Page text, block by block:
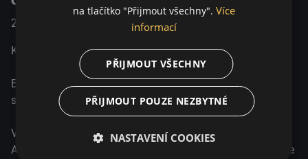
2017 Životopisný / Drama
Krása je jen v práci. Bez ní jsme ztraceni.
Biografický snímek o smyslné romanci mezi revolučním
sochařem Rodinem a jeho žačky Camille Claudel.
V roce 1880 získává revoluční sochař a autodidakt
Auguste Rodin svou první státní zakázku: Bránu pekel. Žije
na tlačítko "Přijmout všechny". Více
informací
PŘIJMOUT VŠECHNY
PŘIJMOUT POUZE NEZBYTNÉ
NASTAVENÍ COOKIES